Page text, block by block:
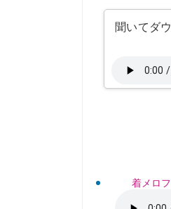
聞いてダ
着メロ